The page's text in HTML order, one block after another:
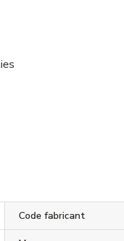
Code fabricant